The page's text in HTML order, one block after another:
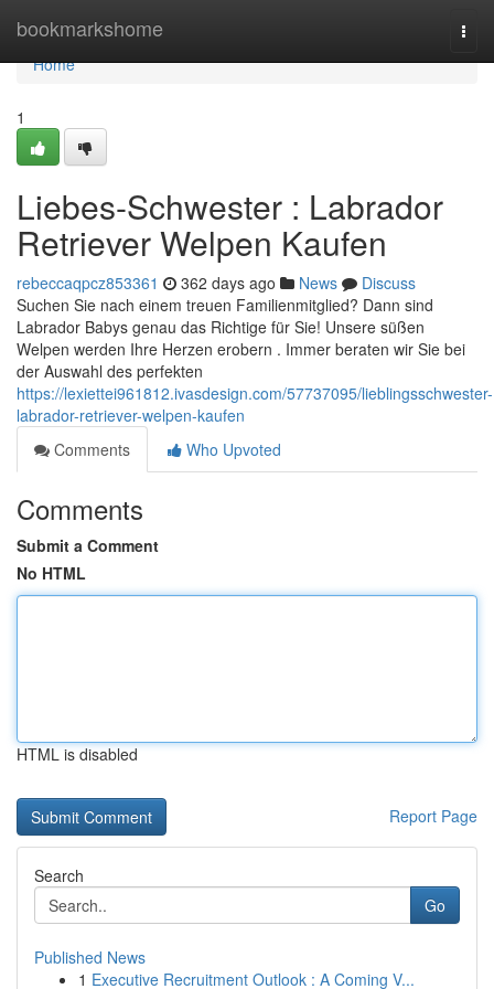
bookmarkshome
Home
Home
1
Liebes-Schwester : Labrador
Retriever Welpen Kaufen
rebeccaqpcz853361 362 days ago News
Discuss
Suchen Sie nach einem treuen Familienmitglied? Dann sind
Labrador Babys genau das Richtige für Sie! Unsere süßen
Welpen werden Ihre Herzen erobern . Immer beraten wir Sie bei
der Auswahl des perfekten
https://lexiettei961812.ivasdesign.com/57737095/lieblingsschwester-
labrador-retriever-welpen-kaufen
Comments
Who Upvoted
Comments
Submit a Comment
No HTML
HTML is disabled
Report Page
Search
Go
Published News
1 Executive Recruitment Outlook : A Coming V...